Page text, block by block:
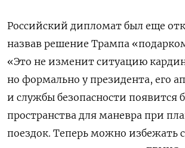
Российский дипломат был еще
назвав решение Трампа
«Это не изменит ситуацию
но формально у президента, его
и службы безопасности появится
пространства для маневра при
поездок. Теперь можно избежать